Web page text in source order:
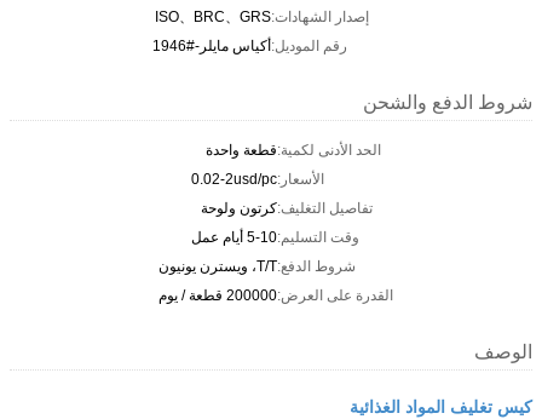
إصدار الشهادات:ISO、BRC、GRS
رقم الموديل:أكياس مايلر-#1946
شروط الدفع والشحن
الحد الأدنى لكمية:قطعة واحدة
الأسعار:0.02-2usd/pc
تفاصيل التغليف:كرتون ولوحة
وقت التسليم:5-10 أيام عمل
شروط الدفع:T/T، ويسترن يونيون
القدرة على العرض:200000 قطعة / يوم
الوصف
كيس تغليف المواد الغذائية